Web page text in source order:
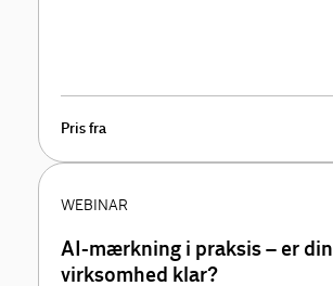
Pris fra
WEBINAR
AI-mærkning i praksis – er din
virksomhed klar?